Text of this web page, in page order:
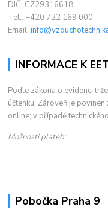
DIČ: CZ29316618
Tel.: +420 722 169 000
Email:
INFORMACE K
Podle zákona o evidenci
účtenku. Zároveň je
online; v případě
Možnosti plateb:
Pobočka Praha 9